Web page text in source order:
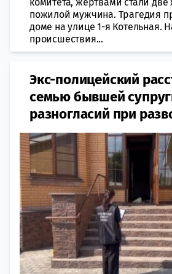
пожилой мужчина. Трагедия
доме на улице 1-я Котельная.
происшествия...
Экс-полицейский
семью бывшей
разногласий при